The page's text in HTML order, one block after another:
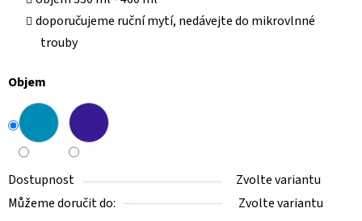
doporučujeme ruční mytí, nedávejte do mikrovlnné
trouby
Objem
Dostupnost
Zvolte variantu
Můžeme doručit do:
Zvolte variantu